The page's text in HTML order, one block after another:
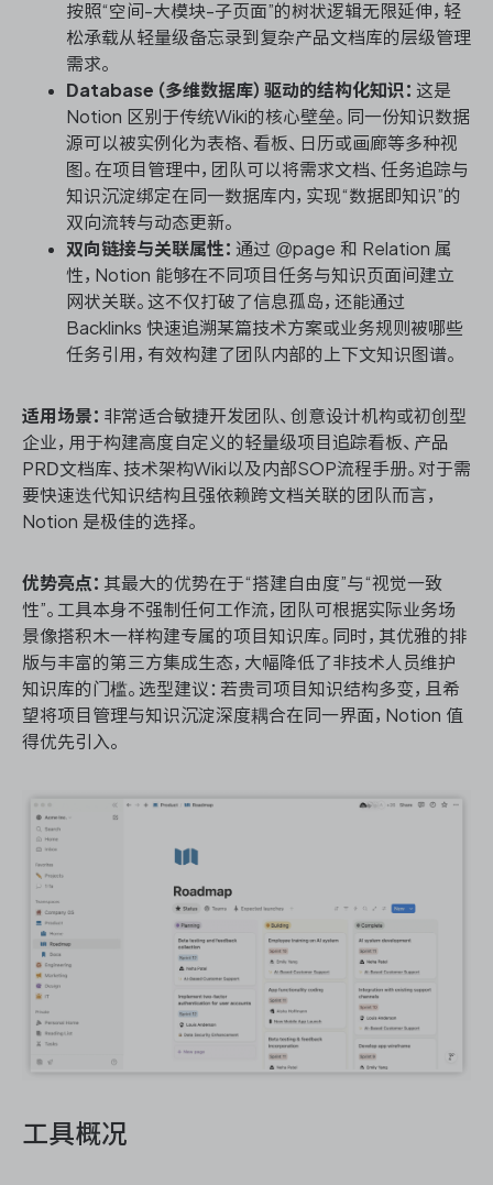
按照“空间-大模块-子页面”的树状逻辑无限延伸，轻
松承载从轻量级备忘录到复杂产品文档库的层级管理
需求。
Database（多维数据库）驱动的结构化知识： 这是
Notion 区别于传统Wiki的核心壁垒。同一份知识数据
源可以被实例化为表格、看板、日历或画廊等多种视
图。在项目管理中，团队可以将需求文档、任务追踪与
知识沉淀绑定在同一数据库内，实现“数据即知识”的
双向流转与动态更新。
双向链接与关联属性： 通过 @page 和 Relation 属
性，Notion 能够在不同项目任务与知识页面间建立
网状关联。这不仅打破了信息孤岛，还能通过
Backlinks 快速追溯某篇技术方案或业务规则被哪些
任务引用，有效构建了团队内部的上下文知识图谱。
适用场景： 非常适合敏捷开发团队、创意设计机构或初创型
企业，用于构建高度自定义的轻量级项目追踪看板、产品
PRD文档库、技术架构Wiki以及内部SOP流程手册。对于需
要快速迭代知识结构且强依赖跨文档关联的团队而言，
Notion 是极佳的选择。
优势亮点： 其最大的优势在于“搭建自由度”与“视觉一致
性”。工具本身不强制任何工作流，团队可根据实际业务场
景像搭积木一样构建专属的项目知识库。同时，其优雅的排
版与丰富的第三方集成生态，大幅降低了非技术人员维护
知识库的门槛。选型建议：若贵司项目知识结构多变，且希
望将项目管理与知识沉淀深度耦合在同一界面，Notion 值
得优先引入。
工具概况